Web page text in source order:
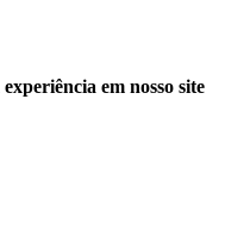
em nosso site